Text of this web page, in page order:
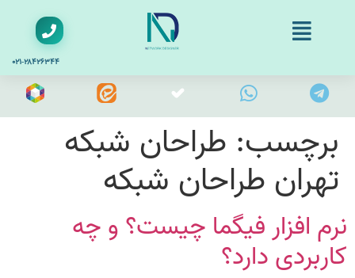
۰۲۱-۲۸۴۲۶۳۴۴
برچسب: طراحان شبکه
تهران طراحان شبکه
نرم افزار فیگما چیست؟ و چه
کاربردی دارد؟